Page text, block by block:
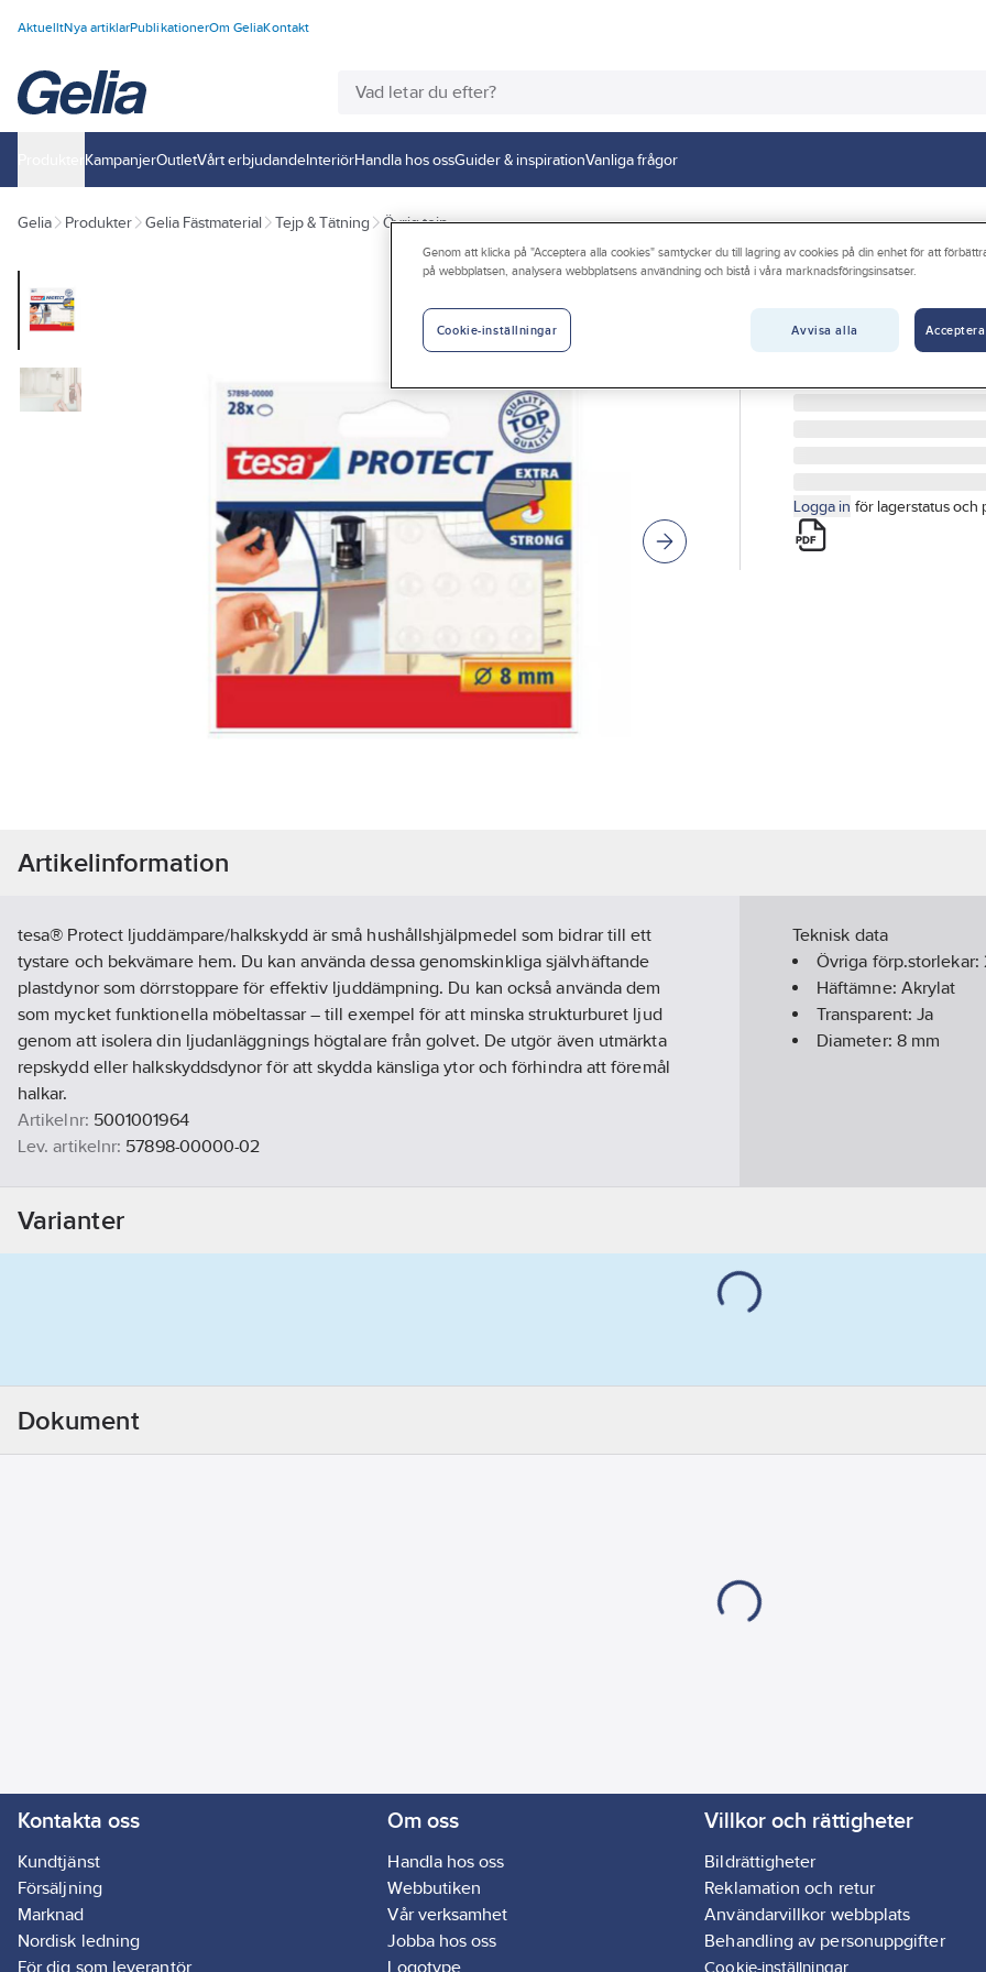
AktuelltNya artiklarPublikationerOm GeliaKontakt
KampanjerOutletVårt erbjudandeInteriörHandla hos ossGuider & inspirationVanliga frågor
Gelia Produkter Gelia Fästmaterial Tejp & Tätning Övrig tejp
Ljuddämpare,
LJUDDÄMPANDE
Logga in för lagerstatus och
Artikelinformation
tesa® Protect ljuddämpare/halkskydd är små hushållshjälpmedel som bidrar till ett
tystare och bekvämare hem. Du kan använda dessa genomskinkliga självhäftande
plastdynor som dörrstoppare för effektiv ljuddämpning. Du kan också använda dem
som mycket funktionella möbeltassar – till exempel för att minska strukturburet ljud
genom att isolera din ljudanläggnings högtalare från golvet. De utgör även utmärkta
repskydd eller halkskyddsdynor för att skydda känsliga ytor och förhindra att föremål
halkar.
Artikelnr: 5001001964
Lev. artikelnr: 57898-00000-02
Teknisk data
Övriga förp.storlekar:
Häftämne: Akrylat
Transparent:Ja
Diameter: 8mm
Varianter
Dokument
Kontakta oss
Kundtjänst
Försäljning
Marknad
Nordisk ledning
För dig som leverantör
Om oss
Handla hos oss
Webbutiken
Vår verksamhet
Jobba hos oss
Logotype
Villkor och rättigheter
Bildrättigheter
Reklamation och retur
Användarvillkor webbplats
Behandling av personuppgifter
Cookie-inställningar
Genom att klicka på "Acceptera alla cookies" samtycker du till lagring av cookies på din enhet för att
på webbplatsen, analysera webbplatsens användning och bistå i våra marknadsföringsinsatser.
Avvisa alla
Cookie-inställningar